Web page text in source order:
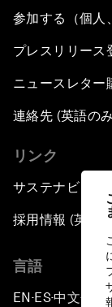
参加する（個人
プレスリリース
ニュースレター
連絡先 (英語の
リンク
サステナビリテ
採用情報 (英語
言語
EN ▪ ES▪中文▪ 日